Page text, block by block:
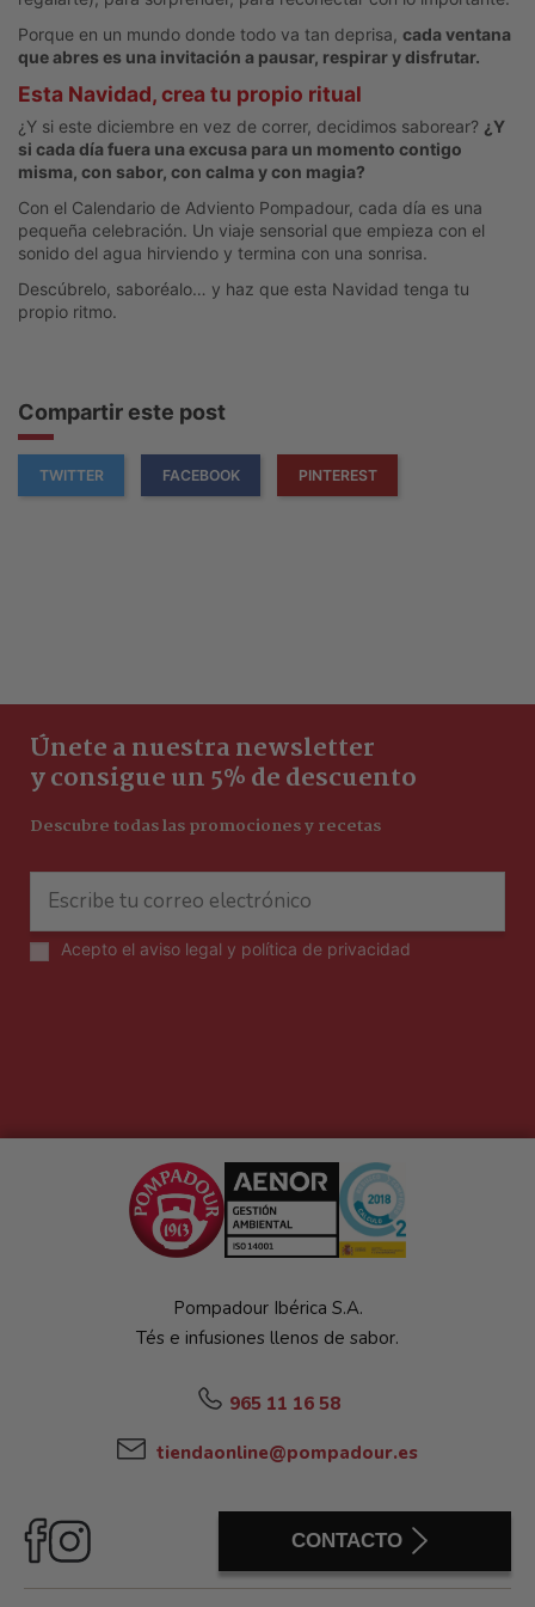
Porque en un mundo donde todo va tan deprisa, cada ventana
que abres es una invitación a pausar, respirar y disfrutar.
Esta Navidad, crea tu propio ritual
¿Y si este diciembre en vez de correr, decidimos saborear? ¿Y
si cada día fuera una excusa para un momento contigo
misma, con sabor, con calma y con magia?
Con el Calendario de Adviento Pompadour, cada día es una
pequeña celebración. Un viaje sensorial que empieza con el
sonido del agua hirviendo y termina con una sonrisa.
Descúbrelo, saboréalo… y haz que esta Navidad tenga tu
propio ritmo.
Compartir este post
TWITTER FACEBOOK PINTEREST
Únete a nuestra newsletter
y consigue un 5% de descuento
Descubre todas las promociones y recetas
Acepto el aviso legal y política de privacidad
Pompadour Ibérica S.A.
Tés e infusiones llenos de sabor.
965 11 16 58
tiendaonline@pompadour.es
CONTACTO